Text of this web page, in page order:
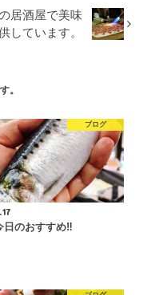
居酒屋で美味
しています。
。
ブログ
日のおすすめ‼︎